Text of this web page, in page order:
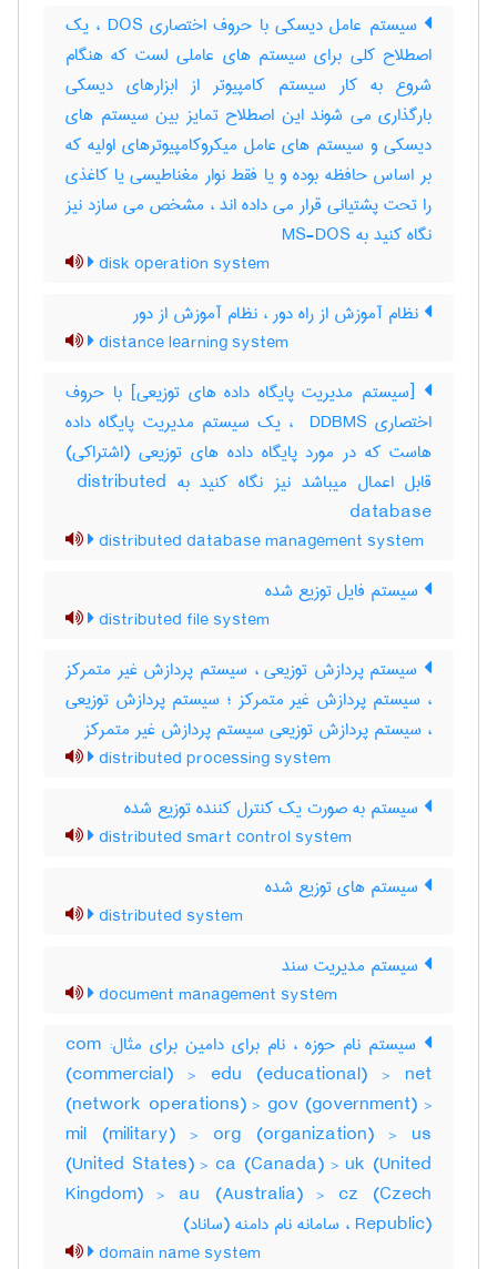
سیستم عامل دیسکی با حروف اختصاری DOS ، یک
اصطلاح کلی برای سیستم های عاملی لست که هنگام
شروع به کار سیستم کامپیوتر از ابزارهای دیسکی
بارگذاری می شوند این اصطلاح تمایز بین سیستم های
دیسکی و سیستم های عامل میکروکامپیوترهای اولیه که
بر اساس حافظه بوده و یا فقط نوار مغناطیسی یا کاغذی
را تحت پشتیانی قرار می داده اند ، مشخص می سازد نیز
نگاه کنید به MS-DOS
disk operation system
نظام آموزش از راه دور ، نظام آموزش از دور
distance learning system
[سیستم مدیریت پایگاه داده های توزیعی] با حروف
اختصاری ‎ DDBMS ، یک سیستم مدیریت پایگاه داده
هاست که در مورد پایگاه داده های توزیعی (اشتراکی)
قابل اعمال میباشد نیز نگاه کنید به ‎ distributed
database
distributed database management system
سیستم فایل توزیع شده
distributed file system
سیستم پردازش توزیعی ، سیستم پردازش غیر متمرکز
، سیستم پردازش غیر متمرکز ؛ سیستم پردازش توزیعی
، سیستم پردازش توزیعی سیستم پردازش غیر متمرکز
distributed processing system
سیستم به صورت یک کنترل کننده توزیع شده
distributed smart control system
سیستم های توزیع شده
distributed system
سیستم مدیریت سند
document management system
سیستم نام حوزه ، نام برای دامین برای مثال: com
(commercial) > edu (educational) > net
(network operations) > gov (government) >
mil (military) > org (organization) > us
(United States) > ca (Canada) > uk (United
Kingdom) > au (Australia) > cz (Czech
Republic) ، سامانه نام دامنه (ساناد)
domain name system